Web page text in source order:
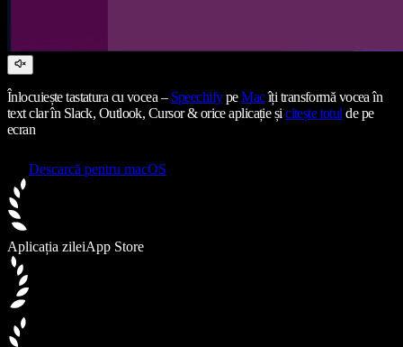
Înlocuiește tastatura cu vocea – SpeechifypeMacîți transformă vocea în
text clar în Slack, Outlook, Cursor & orice aplicație șicitește totul de pe
ecran
Descarcă pentru macOS
Aplicația zileiApp Store